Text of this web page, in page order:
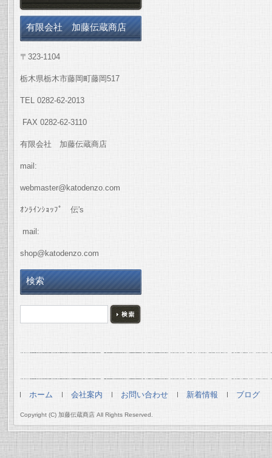
有限会社 加藤伝蔵商店
〒323-1104
栃木県栃木市藤岡町藤岡517
TEL 0282-62-2013
FAX 0282-62-3110
有限会社 加藤伝蔵商店
mail:
webmaster@katodenzo.com
ｵﾝﾗｲﾝｼｮｯﾌﾟ 伝's
mail:
shop@katodenzo.com
検索
ホーム 会社案内 お問い合わせ 新着情報 ブログ
Copyright (C) 加藤伝蔵商店 All Rights Reserved.